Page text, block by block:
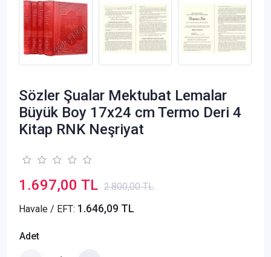
Sözler Şualar Mektubat Lemalar
Büyük Boy 17x24 cm Termo Deri 4
Kitap RNK Neşriyat
1.697,00 TL 2.800,00 TL
Havale / EFT: 1.646,09 TL
Adet